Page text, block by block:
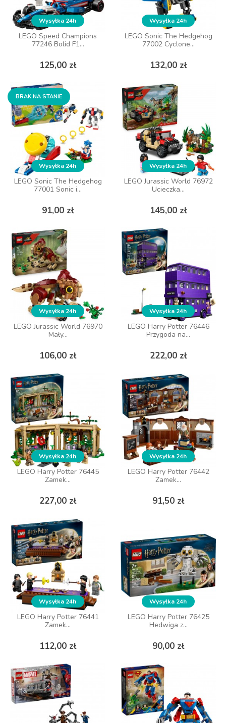
Wysyłka 24h
LEGO Speed Champions
77246 Bolid F1...
125,00 zł
Cena
DO KOSZYKA
Wysyłka 24h
LEGO Speed Champions
77246 Bolid F1...
125,00 zł
Cena
Wysyłka 24h
LEGO Sonic The Hedgehog
77002 Cyclone...
132,00 zł
Cena
DO KOSZYKA
Wysyłka 24h
LEGO Sonic The Hedgehog
77002 Cyclone...
132,00 zł
Cena
Wysyłka 24h
LEGO Sonic The Hedgehog
77001 Sonic i...
91,00 zł
Cena
DO KOSZYKA
BRAK NA STANIE
Wysyłka 24h
LEGO Sonic The Hedgehog
77001 Sonic i...
91,00 zł
Cena
BRAK NA STANIE
Wysyłka 24h
LEGO Jurassic World 76972
Ucieczka...
145,00 zł
Cena
DO KOSZYKA
Wysyłka 24h
LEGO Jurassic World 76972
Ucieczka...
145,00 zł
Cena
Wysyłka 24h
LEGO Jurassic World 76970
Mały...
106,00 zł
Cena
DO KOSZYKA
Wysyłka 24h
LEGO Jurassic World 76970
Mały...
106,00 zł
Cena
Wysyłka 24h
LEGO Harry Potter 76446
Przygoda na...
222,00 zł
Cena
DO KOSZYKA
Wysyłka 24h
LEGO Harry Potter 76446
Przygoda na...
222,00 zł
Cena
Wysyłka 24h
LEGO Harry Potter 76445
Zamek...
227,00 zł
Cena
DO KOSZYKA
Wysyłka 24h
LEGO Harry Potter 76445
Zamek...
227,00 zł
Cena
Wysyłka 24h
LEGO Harry Potter 76442
Zamek...
91,50 zł
Cena
Wysyłka 24h
LEGO Harry Potter 76442
Zamek...
91,50 zł
Cena
Wysyłka 24h
LEGO Harry Potter 76441
Zamek...
112,00 zł
Cena
DO KOSZYKA
Wysyłka 24h
LEGO Harry Potter 76441
Zamek...
112,00 zł
Cena
Wysyłka 24h
LEGO Harry Potter 76425
Hedwiga z...
90,00 zł
Cena
DO KOSZYKA
Wysyłka 24h
LEGO Harry Potter 76425
Hedwiga z...
90,00 zł
Cena